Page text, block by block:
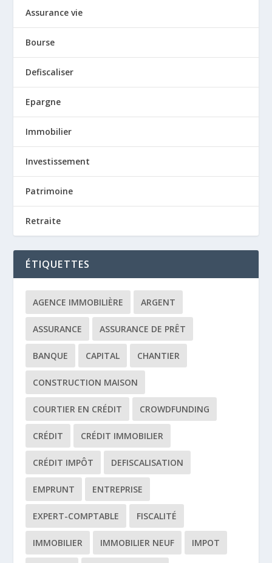
Assurance vie
Bourse
Defiscaliser
Epargne
Immobilier
Investissement
Patrimoine
Retraite
ÉTIQUETTES
AGENCE IMMOBILIÈRE ARGENT
ASSURANCE ASSURANCE DE PRÊT
BANQUE CAPITAL CHANTIER
CONSTRUCTION MAISON
COURTIER EN CRÉDIT CROWDFUNDING
CRÉDIT CRÉDIT IMMOBILIER
CRÉDIT IMPÔT DEFISCALISATION
EMPRUNT ENTREPRISE
EXPERT-COMPTABLE FISCALITÉ
IMMOBILIER IMMOBILIER NEUF IMPOT